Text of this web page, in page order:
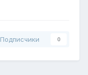
Подписчики 0